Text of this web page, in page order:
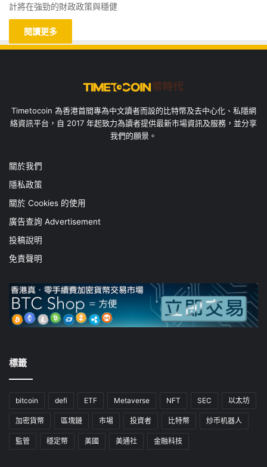
計將在強勁的財政政策與穩健
閱讀更多
Timetocoin 為香港首間專為中文讀者而設的比特幣及去中心化、私隱網
絡資訊平台，自 2017 年起致力為讀者提供最新市場資訊及服務，並分享
我們的願景。
關於我們
隱私政策
關於 Cookies 的使用
廣告查詢 Advertisement
投稿說明
免責聲明
標籤
bitcoin defi ETF Metaverse NFT SEC 以太坊
加密貨幣 區塊鏈 市場 投資者 比特幣 炒币机器人
監管 穩定幣 美國 美通社 金融科技